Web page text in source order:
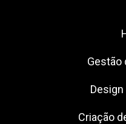
Gestão
Criação